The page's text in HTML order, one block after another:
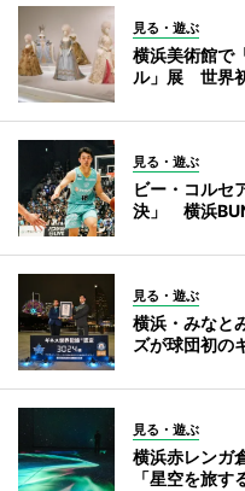
見る・遊ぶ
横浜美術館で
ル」展 世界
見る・遊ぶ
ビー・コルセ
決」 横浜
見る・遊ぶ
横浜・みなと
ズが球団初の
見る・遊ぶ
横浜赤レンガ
「星空を旅す